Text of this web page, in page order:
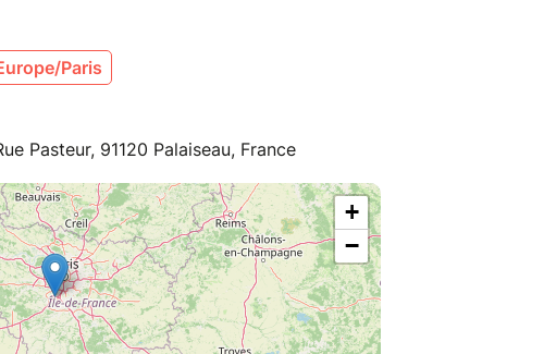
Paris
Pasteur, 91120 Palaiseau, France
+
−